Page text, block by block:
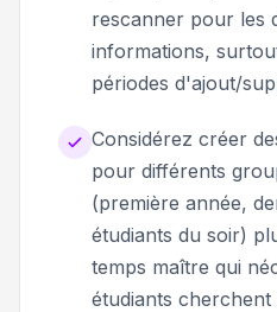
rescanner pour les
informations,
périodes d'ajout/
Considérez créer
pour différents
(première année,
étudiants du soir)
temps maître qui
étudiants